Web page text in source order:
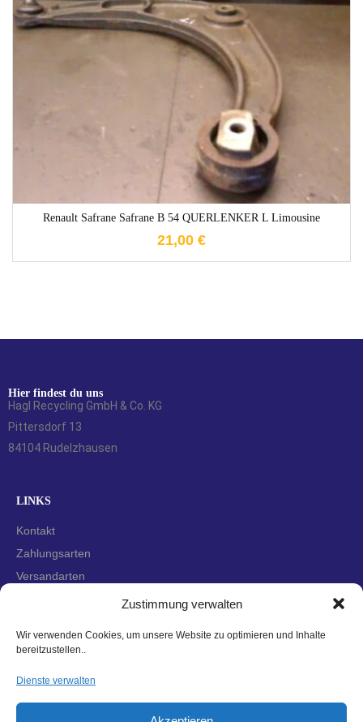
Zustimmung verwalten
Wir verwenden Cookies, um unsere Website zu optimieren und Inhalte
bereitzustellen..
Dienste verwalten
Renault Safrane Safrane B 54 QUERLENKER L Limousine
21,00 €
1-3 Werktage
Hier findest du uns
Hagl Recycling GmbH & Co. KG
Pittersdorf 13
84104 Rudelzhausen
LINKS
Kontakt
Zahlungsarten
Versandarten
Datenschutzerklärung
Cookie-Richtlinie (EU)